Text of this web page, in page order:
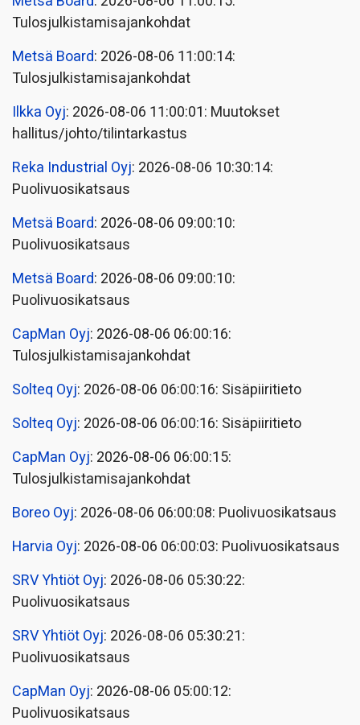
Tulosjulkistamisajankohdat
Metsä Board: 2026-08-06 11:00:14:
Tulosjulkistamisajankohdat
Ilkka Oyj: 2026-08-06 11:00:01: Muutokset
hallitus/johto/tilintarkastus
Reka Industrial Oyj: 2026-08-06 10:30:14:
Puolivuosikatsaus
Metsä Board: 2026-08-06 09:00:10:
Puolivuosikatsaus
Metsä Board: 2026-08-06 09:00:10:
Puolivuosikatsaus
CapMan Oyj: 2026-08-06 06:00:16:
Tulosjulkistamisajankohdat
Solteq Oyj: 2026-08-06 06:00:16: Sisäpiiritieto
Solteq Oyj: 2026-08-06 06:00:16: Sisäpiiritieto
CapMan Oyj: 2026-08-06 06:00:15:
Tulosjulkistamisajankohdat
Boreo Oyj: 2026-08-06 06:00:08: Puolivuosikatsaus
Harvia Oyj: 2026-08-06 06:00:03: Puolivuosikatsaus
SRV Yhtiöt Oyj: 2026-08-06 05:30:22:
Puolivuosikatsaus
SRV Yhtiöt Oyj: 2026-08-06 05:30:21:
Puolivuosikatsaus
CapMan Oyj: 2026-08-06 05:00:12:
Puolivuosikatsaus